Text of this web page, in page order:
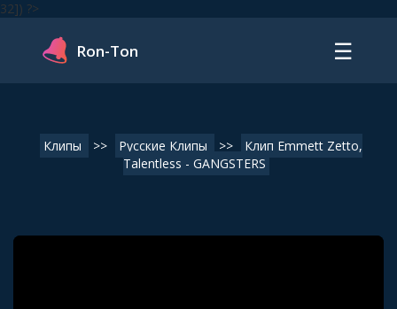
32]) ?>
Ron-Ton ☰
Клипы >> Русские Клипы >>
Клип Emmett Zetto,
Talentless - GANGSTERS